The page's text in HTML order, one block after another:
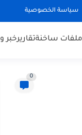
سياسة الخصوصية
ملفات ساخنةتقاريرخبر
0